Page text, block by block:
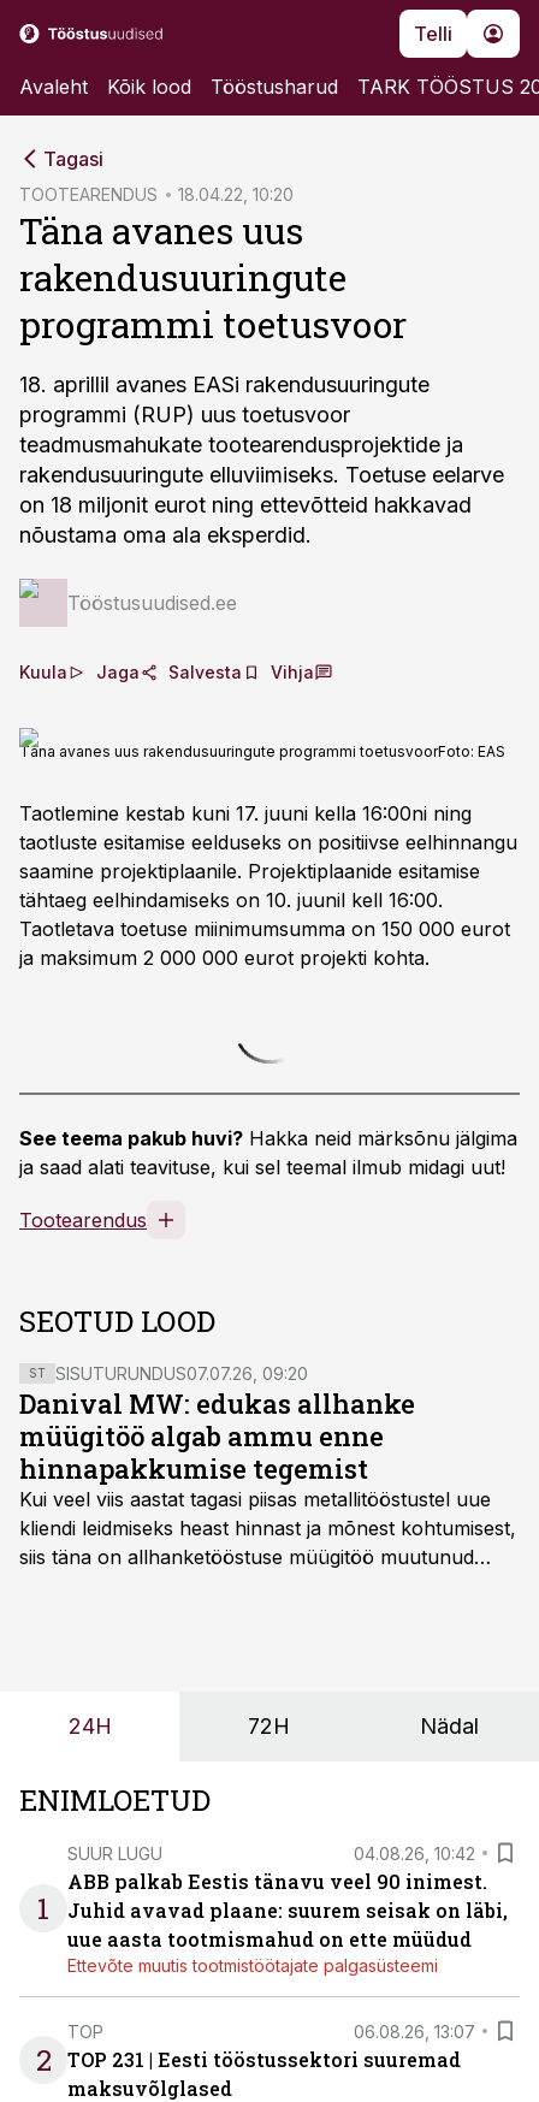
Telli
Avaleht Kõik lood Tööstusharud TARK TÖÖSTUS
Tagasi
TOOTEARENDUS 18.04.22, 10:20
Täna avanes uus
rakendusuuringute
programmi toetusvoor
18. aprillil avanes EASi rakendusuuringute
programmi (RUP) uus toetusvoor
teadmusmahukate tootearendusprojektide ja
rakendusuuringute elluviimiseks. Toetuse eelarve
on 18 miljonit eurot ning ettevõtteid hakkavad
nõustama oma ala eksperdid.
Tööstusuudised.ee
Kuula Jaga Salvesta Vihja
Täna avanes uus rakendusuuringute programmi toetusvoorFoto: EAS
Taotlemine kestab kuni 17. juuni kella 16:00ni ning
taotluste esitamise eelduseks on positiivse eelhinnangu
saamine projektiplaanile. Projektiplaanide esitamise
tähtaeg eelhindamiseks on 10. juunil kell 16:00.
Taotletava toetuse miinimumsumma on 150 000 eurot
ja maksimum 2 000 000 eurot projekti kohta.
See teema pakub huvi? Hakka neid märksõnu jälgima
ja saad alati teavituse, kui sel teemal ilmub midagi uut!
Tootearendus
SEOTUD LOOD
ST SISUTURUNDUS07.07.26, 09:20
Danival MW: edukas allhanke
müügitöö algab ammu enne
hinnapakkumise tegemist
Kui veel viis aastat tagasi piisas metallitööstustel uue
kliendi leidmiseks heast hinnast ja mõnest kohtumisest,
siis täna on allhanketööstuse müügitöö muutunud
24H 72H Nädal
ENIMLOETUD
1
SUUR LUGU 04.08.26, 10:42
ABB palkab Eestis tänavu veel 90 inimest.
Juhid avavad plaane: suurem seisak on läbi,
uue aasta tootmismahud on ette müüdud
Ettevõte muutis tootmistöötajate palgasüsteemi
2
TOP 06.08.26, 13:07
TOP 231 | Eesti tööstussektori suuremad
maksuvõlglased